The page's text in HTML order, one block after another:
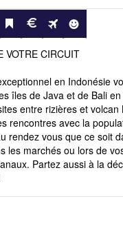
VOTRE CIRCUIT
en Indonésie
îles de Java et de Bali
entre rizières et volcan
rencontres avec la
rendez vous que ce soit
les marchés ou lors de
Partez aussi à la